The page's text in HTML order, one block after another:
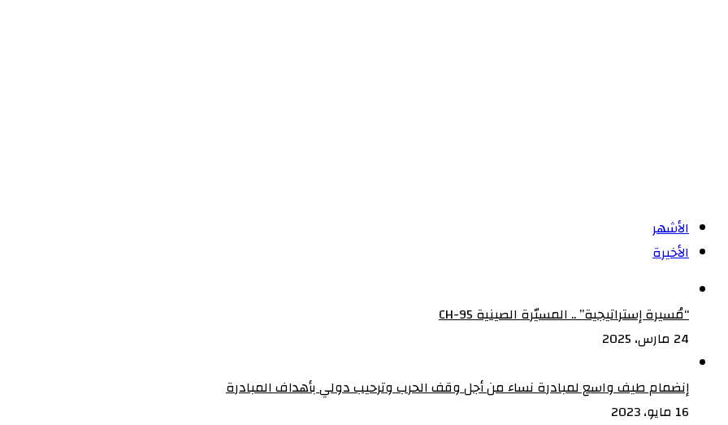
الأشهر
الأخيرة
“مُسيرة إستراتيجية” .. المسيّرة الصينية CH-95
24 مارس، 2025
إنضمام طيف واسع لمبادرة نساء من أجل وقف الحرب وترحيب دولي بأهداف المبادرة
16 مايو، 2023